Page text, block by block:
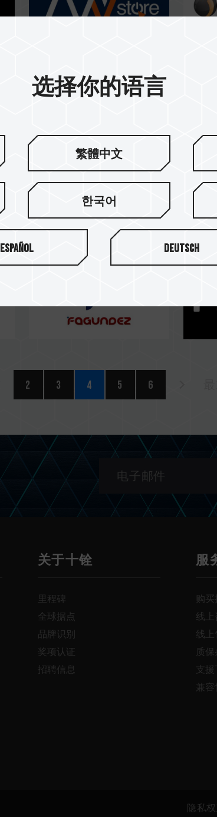
2 3 4 5 6
关于十铨
里程碑
全球据点
品牌识别
奖项认证
招聘信息
服
购买
线上
线上
质
支
兼容
隐私
选择你的语言
繁體中文
한국어
Español Deutsch